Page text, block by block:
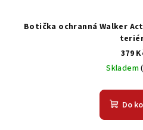
Botička ochranná Walker
379
Skladem
Do